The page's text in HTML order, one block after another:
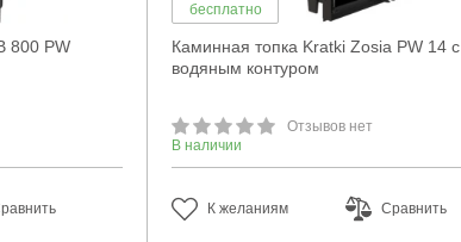
800 PW
бесплатно
Каминная топка Kratki Zosia PW 14 с
водяным контуром
Отзывов нет
В наличии
К желаниям Сравнить